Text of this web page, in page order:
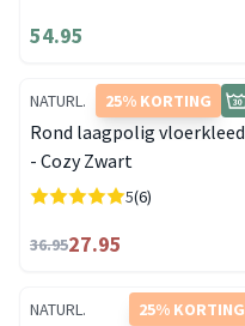
54.95
25% KORTING
NATURL.
Rond laagpolig vloerkleed
- Cozy Zwart
5(6)
36.9527.95
25% KORTING
NATURL.